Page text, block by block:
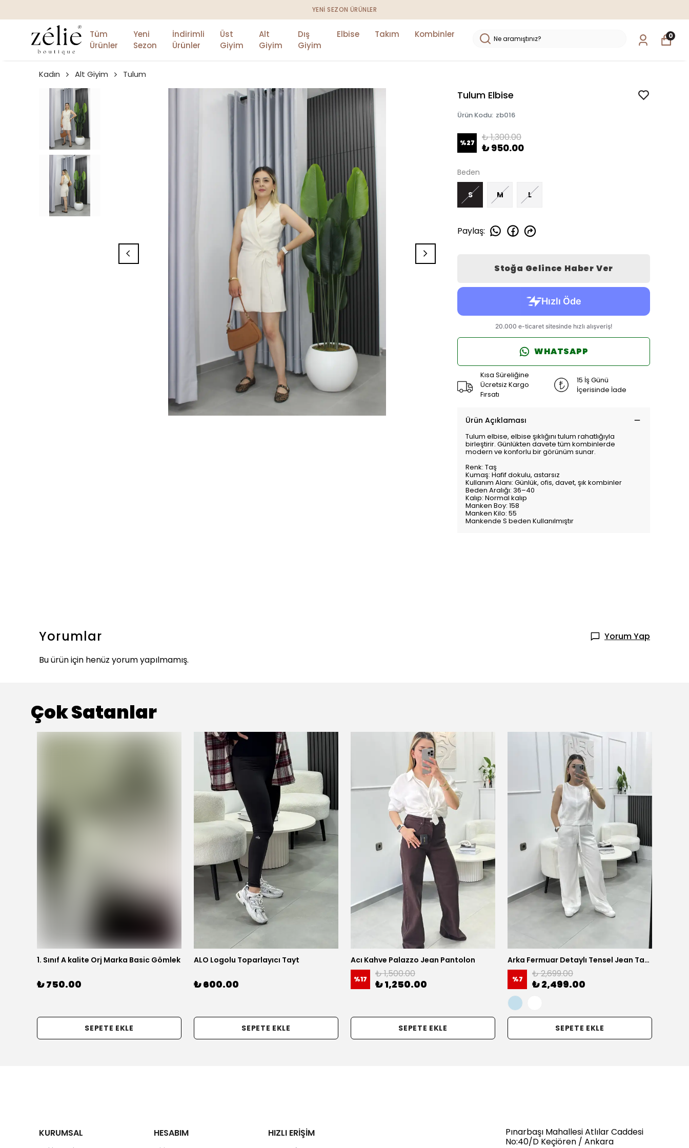
Tüm
Ürünler
Yeni
Sezon
İndirimli
Ürünler
Üst
Giyim
Alt
Giyim
Dış
Giyim
Elbise Takım Kombinler 0
Kadın Alt Giyim Tulum
Tulum Elbise
Ürün Kodu: zb016
%27 ₺ 1,300.00
₺ 950.00
Beden
S M L
Paylaş:
Stoğa Gelince Haber Ver
WHATSAPP
Kısa Süreliğine
Ücretsiz Kargo
Fırsatı
15 İş Günü
İçerisinde İade
Ürün Açıklaması
Tulum elbise, elbise şıklığını tulum rahatlığıyla
birleştirir. Günlükten davete tüm kombinlerde
modern ve konforlu bir görünüm sunar.
Renk: Taş
Kumaş: Hafif dokulu, astarsız
Kullanım Alanı: Günlük, ofis, davet, şık kombinler
Beden Aralığı: 36–40
Kalıp: Normal kalıp
Manken Boy: 158
Manken Kilo: 55
Mankende S beden Kullanılmıştır
Yorumlar
Yorum Yap
Bu ürün için henüz yorum yapılmamış.
Çok Satanlar
1. Sınıf A kalite Orj Marka Basic Gömlek
₺ 750.00
SEPETE EKLE
ALO Logolu Toparlayıcı Tayt
₺ 600.00
SEPETE EKLE
Acı Kahve Palazzo Jean Pantolon
%17 ₺ 1,500.00
₺ 1,250.00
SEPETE EKLE
Arka Fermuar Detaylı Tensel Jean Takım - Beyaz
%7 ₺ 2,699.00
₺ 2,499.00
SEPETE EKLE
KURUMSAL HESABIM HIZLI ERİŞİM
Pınarbaşı Mahallesi Atlılar Caddesi
No:40/D Keçiören / Ankara